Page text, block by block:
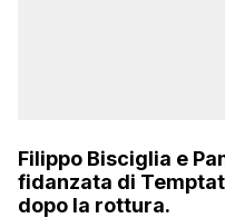
Filippo Bisciglia e
fidanzata di
dopo la rottura.